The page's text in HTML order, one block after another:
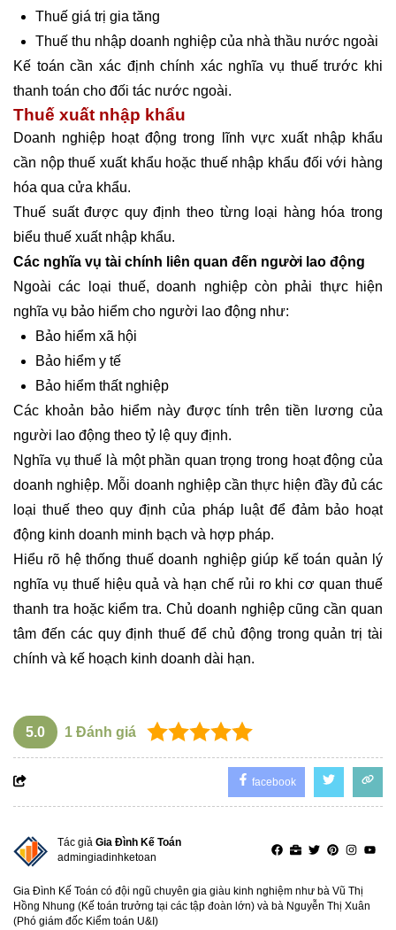
Thuế giá trị gia tăng
Thuế thu nhập doanh nghiệp của nhà thầu nước ngoài
Kế toán cần xác định chính xác nghĩa vụ thuế trước khi
thanh toán cho đối tác nước ngoài.
Thuế xuất nhập khẩu
Doanh nghiệp hoạt động trong lĩnh vực xuất nhập khẩu
cần nộp thuế xuất khẩu hoặc thuế nhập khẩu đối với hàng
hóa qua cửa khẩu.
Thuế suất được quy định theo từng loại hàng hóa trong
biểu thuế xuất nhập khẩu.
Các nghĩa vụ tài chính liên quan đến người lao động
Ngoài các loại thuế, doanh nghiệp còn phải thực hiện
nghĩa vụ bảo hiểm cho người lao động như:
Bảo hiểm xã hội
Bảo hiểm y tế
Bảo hiểm thất nghiệp
Các khoản bảo hiểm này được tính trên tiền lương của
người lao động theo tỷ lệ quy định.
Nghĩa vụ thuế là một phần quan trọng trong hoạt động của
doanh nghiệp. Mỗi doanh nghiệp cần thực hiện đầy đủ các
loại thuế theo quy định của pháp luật để đảm bảo hoạt
động kinh doanh minh bạch và hợp pháp.
Hiểu rõ hệ thống thuế doanh nghiệp giúp kế toán quản lý
nghĩa vụ thuế hiệu quả và hạn chế rủi ro khi cơ quan thuế
thanh tra hoặc kiểm tra. Chủ doanh nghiệp cũng cần quan
tâm đến các quy định thuế để chủ động trong quản trị tài
chính và kế hoạch kinh doanh dài hạn.
5.0 1 Đánh giá
facebook
Tác giả Gia Đình Kế Toán
admingiadinhketoan
Gia Đình Kế Toán có đội ngũ chuyên gia giàu kinh nghiệm như bà Vũ Thị
Hồng Nhung (Kế toán trưởng tại các tập đoàn lớn) và bà Nguyễn Thị Xuân
(Phó giám đốc Kiểm toán U&I)